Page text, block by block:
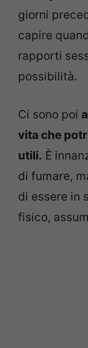
giorni
capire
rapporti
possibilità.
Ci sono poi
vita che
utili. È
di fumare,
di essere in
fisico,